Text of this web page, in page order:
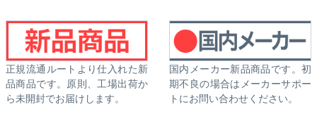
正規流通ルートより仕入れた新
品商品です。原則、工場出荷か
ら未開封でお届けします。
国内メーカー新品商品です。初
期不良の場合はメーカーサポー
トにお問い合わせください。